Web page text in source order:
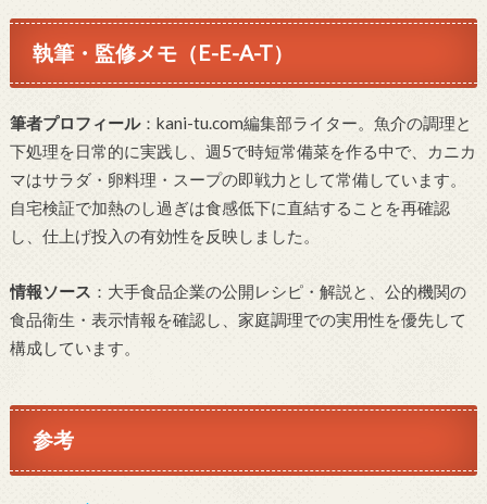
執筆・監修メモ（E-E-A-T）
筆者プロフィール：kani-tu.com編集部ライター。魚介の調理と
下処理を日常的に実践し、週5で時短常備菜を作る中で、カニカ
マはサラダ・卵料理・スープの即戦力として常備しています。
自宅検証で加熱のし過ぎは食感低下に直結することを再確認
し、仕上げ投入の有効性を反映しました。
情報ソース ：大手食品企業の公開レシピ・解説と、公的機関の
食品衛生・表示情報を確認し、家庭調理での実用性を優先して
構成しています。
参考